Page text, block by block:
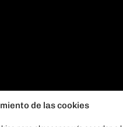
de las cookies